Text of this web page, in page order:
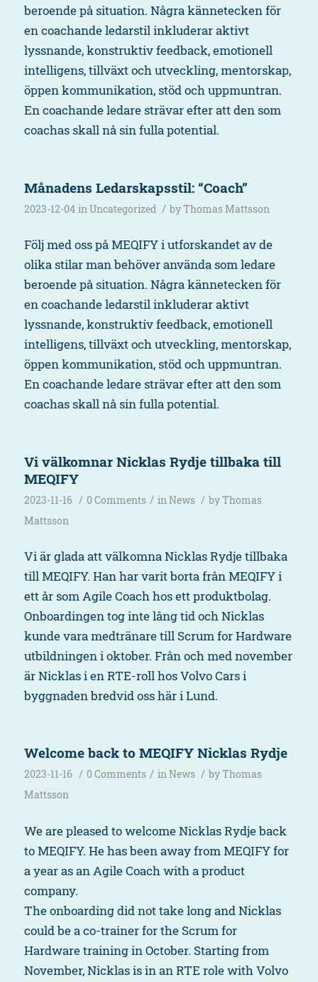
beroende på situation. Några kännetecken för
en coachande ledarstil inkluderar aktivt
lyssnande, konstruktiv feedback, emotionell
intelligens, tillväxt och utveckling, mentorskap,
öppen kommunikation, stöd och uppmuntran.
En coachande ledare strävar efter att den som
coachas skall nå sin fulla potential.
Månadens Ledarskapsstil: “Coach”
2023-12-04 inUncategorized / byThomas Mattsson
Följ med oss på MEQIFY i utforskandet av de
olika stilar man behöver använda som ledare
beroende på situation. Några kännetecken för
en coachande ledarstil inkluderar aktivt
lyssnande, konstruktiv feedback, emotionell
intelligens, tillväxt och utveckling, mentorskap,
öppen kommunikation, stöd och uppmuntran.
En coachande ledare strävar efter att den som
coachas skall nå sin fulla potential.
Vi välkomnar Nicklas Rydje tillbaka till
MEQIFY
2023-11-16 / 0 Comments / in News / byThomas
Mattsson
Vi är glada att välkomna Nicklas Rydje tillbaka
till MEQIFY. Han har varit borta från MEQIFY i
ett år som Agile Coach hos ett produktbolag.
Onboardingen tog inte lång tid och Nicklas
kunde vara medtränare till Scrum for Hardware
utbildningen i oktober. Från och med november
är Nicklas i en RTE-roll hos Volvo Cars i
byggnaden bredvid oss här i Lund.
Welcome back to MEQIFY Nicklas Rydje
2023-11-16 / 0 Comments / inNews / byThomas
Mattsson
We are pleased to welcome Nicklas Rydje back
to MEQIFY. He has been away from MEQIFY for
a year as an Agile Coach with a product
company.
The onboarding did not take long and Nicklas
could be a co-trainer for the Scrum for
Hardware training in October. Starting from
November, Nicklas is in an RTE role with Volvo